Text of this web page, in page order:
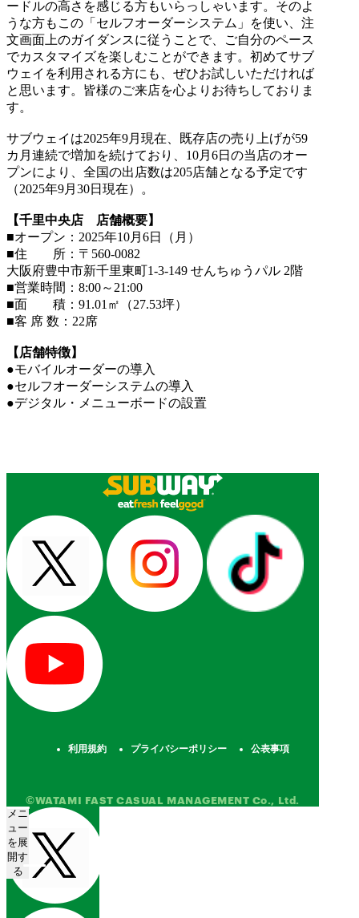
ードルの高さを感じる方もいらっしゃいます。そのよ
うな方もこの「セルフオーダーシステム」を使い、注
文画面上のガイダンスに従うことで、ご自分のペース
でカスタマイズを楽しむことができます。初めてサブ
ウェイを利用される方にも、ぜひお試しいただければ
と思います。皆様のご来店を心よりお待ちしておりま
す。
サブウェイは2025年9月現在、既存店の売り上げが59
カ月連続で増加を続けており、10月6日の当店のオー
プンにより、全国の出店数は205店舗となる予定です
（2025年9月30日現在）。
【千里中央店 店舗概要】
■オープン：2025年10月6日（月）
■住 所：〒560-0082
大阪府豊中市新千里東町1-3-149 せんちゅうパル 2階
■営業時間：8:00～21:00
■面 積：91.01㎡（27.53坪）
■客 席 数：22席
【店舗特徴】
●モバイルオーダーの導入
●セルフオーダーシステムの導入
●デジタル・メニューボードの設置
利用規約 プライバシーポリシー 公表事項
©WATAMI FAST CASUAL MANAGEMENT Co., Ltd.
メニ
ュー
を展
開す
る